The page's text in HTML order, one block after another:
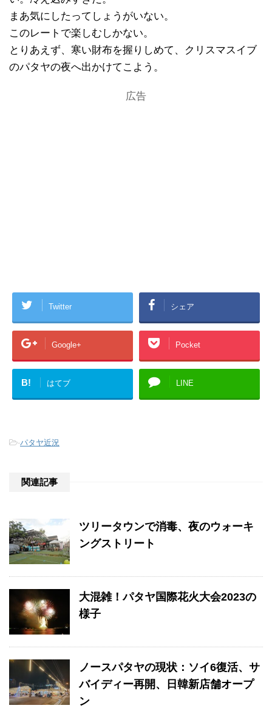
まあ気にしたってしょうがいない。
このレートで楽しむしかない。
とりあえず、寒い財布を握りしめて、クリスマスイブ
のパタヤの夜へ出かけてこよう。
広告
Twitter シェア
Google+ Pocket
B! はてブ LINE
-パタヤ近況
関連記事
ツリータウンで消毒、夜のウォーキ
ングストリート
大混雑！パタヤ国際花火大会2023の
様子
ノースパタヤの現状：ソイ6復活、サ
バイディー再開、日韓新店舗オープ
ン